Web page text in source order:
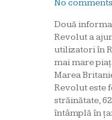
No comments
Două
Revolut a
utilizatori în
mai mare
Marea
Revolut este
străinătate,
întâmplă în